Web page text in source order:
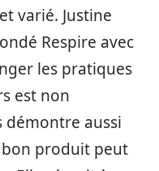
varié. Justine
Respire avec
les pratiques
est non
démontre aussi
bon produit peut